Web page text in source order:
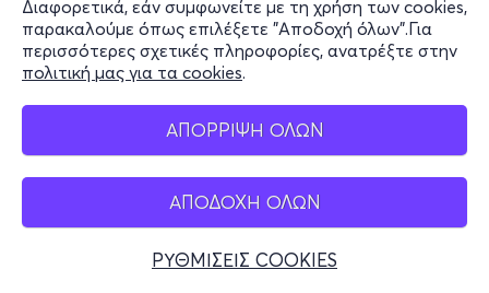
Διαφορετικά, εάν συμφωνείτε με τη χρήση των cookies,
παρακαλούμε όπως επιλέξετε "Αποδοχή όλων".Για
περισσότερες σχετικές πληροφορίες, ανατρέξτε στην
πολιτική μας για τα cookies.
ΑΠΟΡΡΙΨΗ ΟΛΩΝ
ΑΠΟΔΟΧΗ ΟΛΩΝ
ΡΥΘΜΙΣΕΙΣ COOKIES